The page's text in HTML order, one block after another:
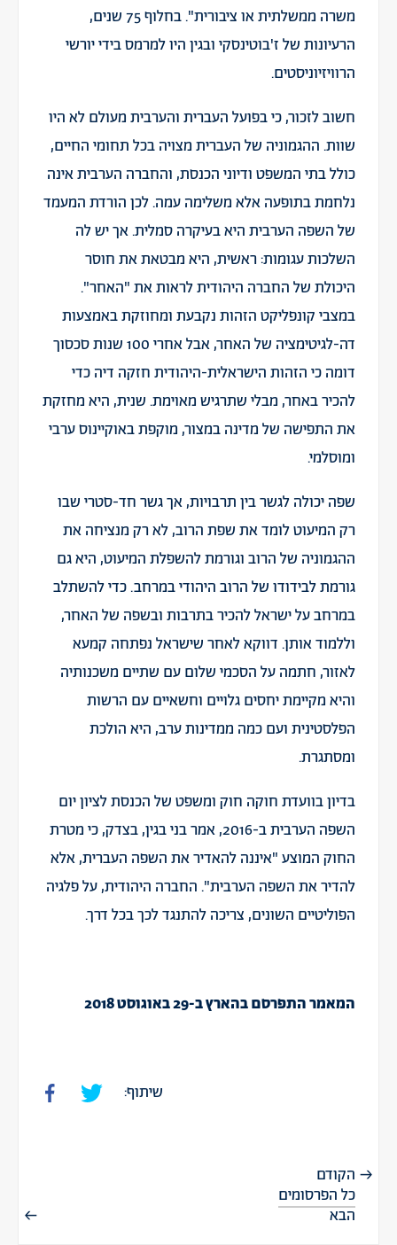
משרה ממשלתית או ציבורית". בחלוף 75 שנים,
הרעיונות של ז'בוטינסקי ובגין היו למרמס בידי יורשי
הרוויזיוניסטים.
חשוב לזכור, כי בפועל העברית והערבית מעולם לא היו
שוות. ההגמוניה של העברית מצויה בכל תחומי החיים,
כולל בתי המשפט ודיוני הכנסת, והחברה הערבית אינה
נלחמת בתופעה אלא משלימה עמה. לכן הורדת המעמד
של השפה הערבית היא בעיקרה סמלית. אך יש לה
השלכות עגומות: ראשית, היא מבטאת את חוסר
היכולת של החברה היהודית לראות את "האחר".
במצבי קונפליקט הזהות נקבעת ומחוזקת באמצעות
דה-לגיטימציה של האחר, אבל אחרי 100 שנות סכסוך
דומה כי הזהות הישראלית-היהודית חזקה דיה כדי
להכיר באחר, מבלי שתרגיש מאוימת. שנית, היא מחזקת
את התפישה של מדינה במצור, מוקפת באוקיינוס ערבי
ומוסלמי.
שפה יכולה לגשר בין תרבויות, אך גשר חד-סטרי שבו
רק המיעוט לומד את שפת הרוב, לא רק מנציחה את
ההגמוניה של הרוב וגורמת להשפלת המיעוט, היא גם
גורמת לבידודו של הרוב היהודי במרחב. כדי להשתלב
במרחב על ישראל להכיר בתרבות ובשפה של האחר,
וללמוד אותן. דווקא לאחר שישראל נפתחה קמעא
לאזור, חתמה על הסכמי שלום עם שתיים משכנותיה
והיא מקיימת יחסים גלויים וחשאיים עם הרשות
הפלסטינית ועם כמה ממדינות ערב, היא הולכת
ומסתגרת.
בדיון בוועדת חוקה חוק ומשפט של הכנסת לציון יום
השפה הערבית ב-2016, אמר בני בגין, בצדק, כי מטרת
החוק המוצע "איננה להאדיר את השפה העברית, אלא
להדיר את השפה הערבית". החברה היהודית, על פלגיה
הפוליטיים השונים, צריכה להתנגד לכך בכל דרך.
המאמר התפרסם בהארץ ב-29 באוגוסט 2018
שיתוף:
הקודם
כל הפרסומים
הבא